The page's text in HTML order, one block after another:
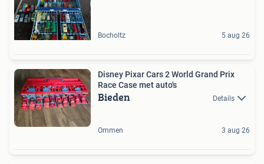
Bocholtz 5 aug 26
Disney Pixar Cars 2 World Grand Prix
Race Case met auto's
Bieden Details
Ommen 3 aug 26